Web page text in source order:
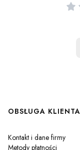
Linki w stopce
OBSŁUGA KLIENTA
Kontakt i dane firmy
Metody płatności